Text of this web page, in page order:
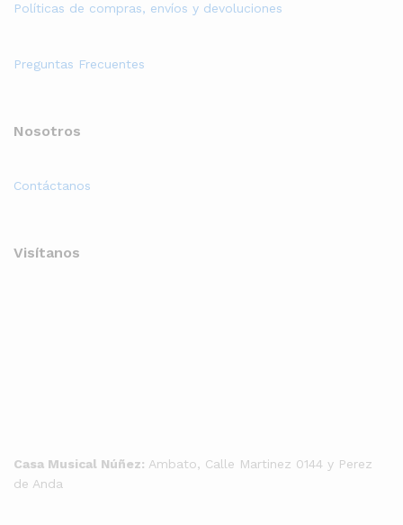
Políticas de compras, envíos y devoluciones
Preguntas Frecuentes
Nosotros
Contáctanos
Visítanos
Casa Musical Núñez: Ambato, Calle Martinez 0144 y Perez
de Anda